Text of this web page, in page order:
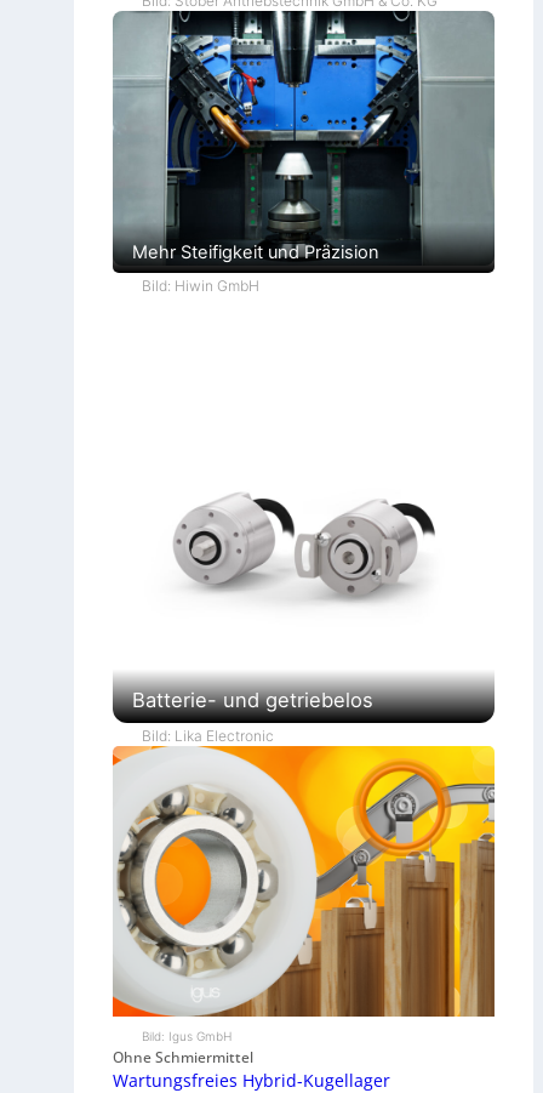
Mehr Steifigkeit und Präzision
Bild: Hiwin GmbH
Batterie- und getriebelos
Bild: Lika Electronic
Bild: Igus GmbH
Ohne Schmiermittel
Wartungsfreies Hybrid-Kugellager